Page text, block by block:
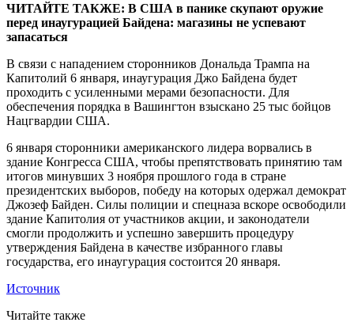
ЧИТАЙТЕ ТАКЖЕ: В США в панике скупают оружие
перед инаугурацией Байдена: магазины не успевают
запасаться
В связи с нападением сторонников Дональда Трампа на
Капитолий 6 января, инаугурация Джо Байдена будет
проходить с усиленными мерами безопасности. Для
обеспечения порядка в Вашингтон взыскано 25 тыс бойцов
Нацгвардии США.
6 января сторонники американского лидера ворвались в
здание Конгресса США, чтобы препятствовать принятию там
итогов минувших 3 ноября прошлого года в стране
президентских выборов, победу на которых одержал демократ
Джозеф Байден. Силы полиции и спецназа вскоре освободили
здание Капитолия от участников акции, и законодатели
смогли продолжить и успешно завершить процедуру
утверждения Байдена в качестве избранного главы
государства, его инаугурация состоится 20 января.
Источник
Читайте также